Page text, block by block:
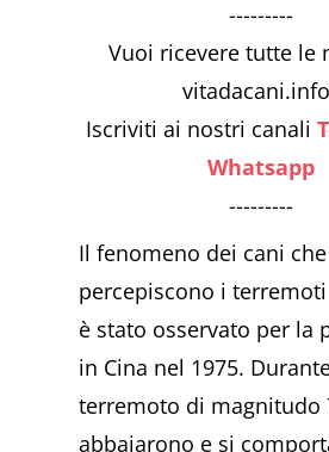
---------
Vuoi ricevere tutte le
Iscriviti ai nostri canali
Whatsapp
---------
Il fenomeno dei cani che
percepiscono i
è stato osservato per la
in Cina nel 1975.
terremoto di magnitudo
abbaiarono e si